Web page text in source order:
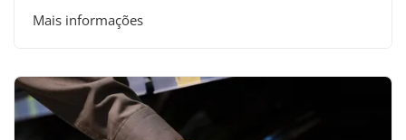
Mais informações